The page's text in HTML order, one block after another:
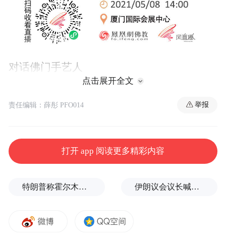
对话佛门手艺人
比如油管上的“阿木爷爷”，他不用一根钉
子、一根螺丝，也不用胶水、金属，就能造
跶的小袋鼠、会打架的小武生、会走路的小
点击展开全文
责任编辑：薛彤 PFO014 举报
打开 app 阅读更多精彩内容
特朗普称霍尔木兹海峡协议尚未达成，正参与相关谈判 伊朗议会议长喊话：别再作秀了！